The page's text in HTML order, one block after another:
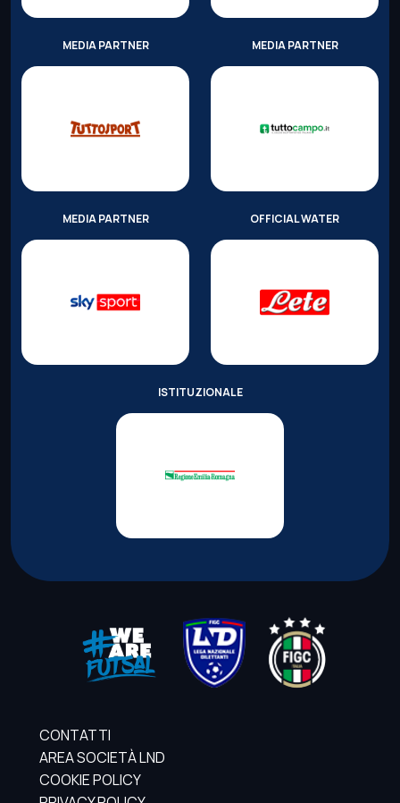
MEDIA PARTNER MEDIA PARTNER
MEDIA PARTNER OFFICIAL WATER
ISTITUZIONALE
CONTATTI
AREA SOCIETÀ LND
COOKIE POLICY